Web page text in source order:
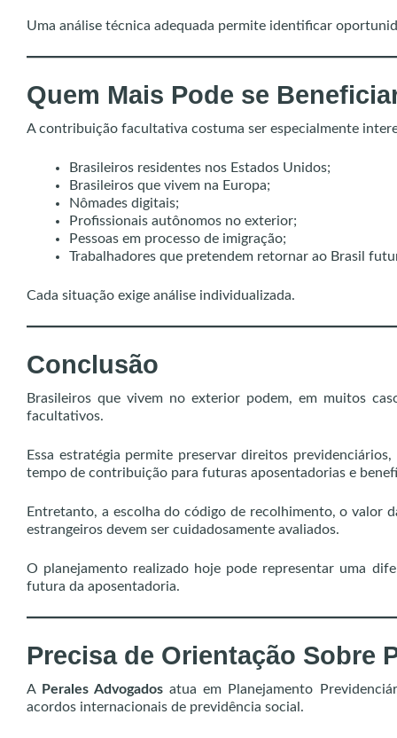
Uma análise técnica adequada permite identificar
Quem Mais Pode se
A contribuição facultativa costuma ser especialmente
Brasileiros residentes nos Estados Unidos;
Brasileiros que vivem na Europa;
Nômades digitais;
Profissionais autônomos no exterior;
Pessoas em processo de imigração;
Trabalhadores que pretendem retornar ao Brasil
Cada situação exige análise individualizada.
Conclusão
Brasileiros que vivem no exterior podem, em muitos
facultativos.
Essa estratégia permite preservar direitos
tempo de contribuição para futuras aposentadorias e
Entretanto, a escolha do código de recolhimento, o valor
estrangeiros devem ser cuidadosamente avaliados.
O planejamento realizado hoje pode representar uma
futura da aposentadoria.
Precisa de Orientação Sobre
A Perales Advogados atua em Planejamento
acordos internacionais de previdência social.